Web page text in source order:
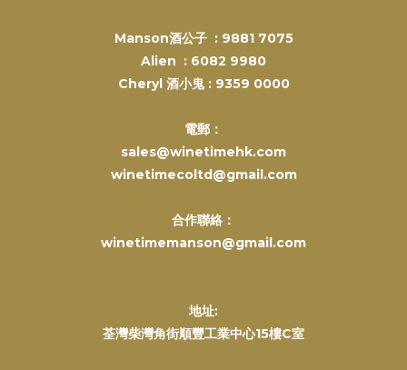
Manson酒公子 : 9881 7075
Alien : 6082 9980
Cheryl 酒小鬼 : 9359 0000
電郵：
sales@winetimehk.com
winetimecoltd@gmail.com
合作聯絡：
winetimemanson@gmail.com
地址:
荃灣柴灣角街順豐工業中心15樓C室